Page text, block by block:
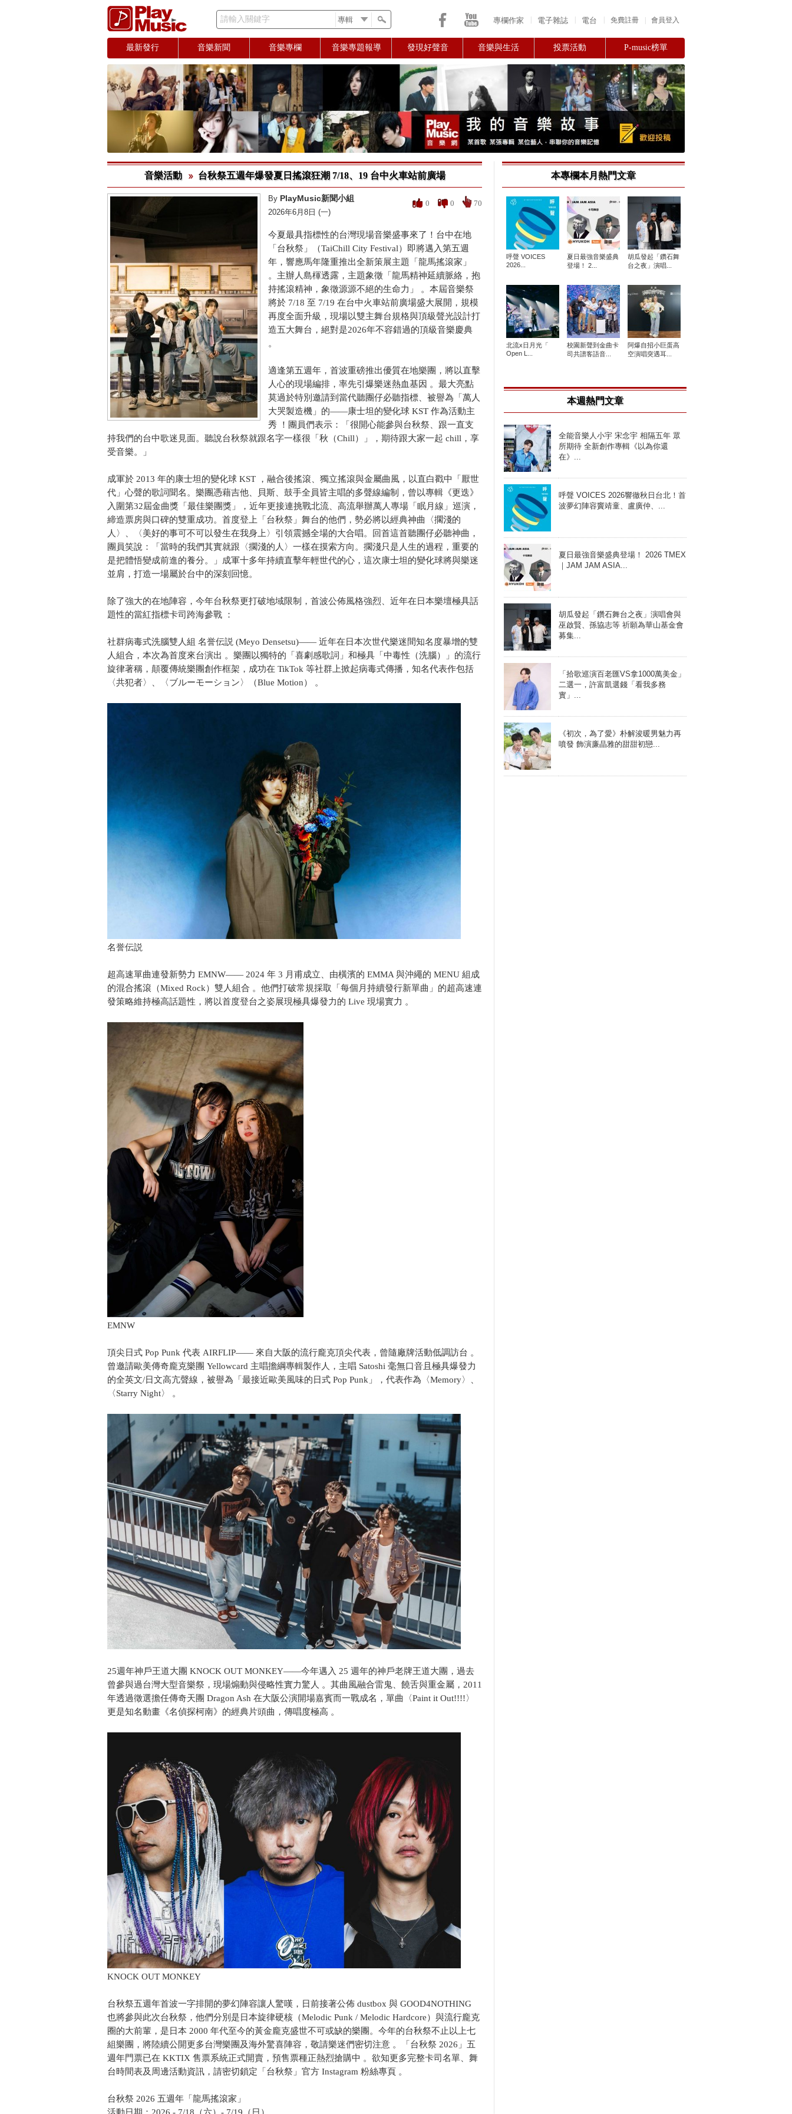
請輸入關鍵字 會員登入
免費註冊
專欄作家 電子雜誌 電台
最新發行 音樂新聞 音樂專欄 音樂專題報導 發現好聲音 音樂與生活 投票活動 P-music榜單
音樂活動 台秋祭五週年爆發夏日搖滾狂潮 7/18、19 台中火車站前廣場
0 0 70
By PlayMusic新聞小組
2026年6月8日 (一)
今夏最具指標性的台灣現場音樂盛事來了！台中在地
「台秋祭」（TaiChill City Festival）即將邁入第五週
年，響應馬年隆重推出全新策展主題「龍馬搖滾家」
。主辦人島楎透露，主題象徵「龍馬精神延續脈絡，抱
持搖滾精神，象徵源源不絕的生命力」 。本屆音樂祭
將於 7/18 至 7/19 在台中火車站前廣場盛大展開，規模
再度全面升級，現場以雙主舞台規格與頂級聲光設計打
造五大舞台，絕對是2026年不容錯過的頂級音樂慶典
。
適逢第五週年，首波重磅推出優質在地樂團，將以直擊
人心的現場編排，率先引爆樂迷熱血基因 。最大亮點
莫過於特別邀請到當代聽團仔必聽指標、被譽為「萬人
大哭製造機」的——康士坦的變化球 KST 作為活動主
秀 ！團員們表示：「很開心能參與台秋祭、跟一直支
持我們的台中歌迷見面。聽說台秋祭就跟名字一樣很「秋（Chill）」，期待跟大家一起 chill，享
受音樂。」
成軍於 2013 年的康士坦的變化球 KST ，融合後搖滾、獨立搖滾與金屬曲風，以直白戳中「厭世
代」心聲的歌詞聞名。樂團憑藉吉他、貝斯、鼓手全員皆主唱的多聲線編制，曾以專輯《更迭》
入圍第32屆金曲獎「最佳樂團獎」，近年更接連挑戰北流、高流舉辦萬人專場「眠月線」巡演，
締造票房與口碑的雙重成功。首度登上「台秋祭」舞台的他們，勢必將以經典神曲〈擱淺的
人〉、〈美好的事可不可以發生在我身上〉引領震撼全場的大合唱。回首這首聽團仔必聽神曲，
團員笑說：「當時的我們其實就跟〈擱淺的人〉一樣在摸索方向。擱淺只是人生的過程，重要的
是把體悟變成前進的養分。」成軍十多年持續直擊年輕世代的心，這次康士坦的變化球將與樂迷
並肩，打造一場屬於台中的深刻回憶。
除了強大的在地陣容，今年台秋祭更打破地域限制，首波公佈風格強烈、近年在日本樂壇極具話
題性的當紅指標卡司跨海參戰 ：
社群病毒式洗腦雙人組 名誉伝説 (Meyo Densetsu)—— 近年在日本次世代樂迷間知名度暴增的雙
人組合，本次為首度來台演出 。樂團以獨特的「喜劇感歌詞」和極具「中毒性（洗腦）」的流行
旋律著稱，顛覆傳統樂團創作框架，成功在 TikTok 等社群上掀起病毒式傳播，知名代表作包括
〈共犯者〉、〈ブルーモーション〉（Blue Motion） 。
名誉伝説
超高速單曲連發新勢力 EMNW—— 2024 年 3 月甫成立、由橫濱的 EMMA 與沖繩的 MENU 組成
的混合搖滾（Mixed Rock）雙人組合 。他們打破常規採取「每個月持續發行新單曲」的超高速連
發策略維持極高話題性，將以首度登台之姿展現極具爆發力的 Live 現場實力 。
EMNW
頂尖日式 Pop Punk 代表 AIRFLIP—— 來自大阪的流行龐克頂尖代表，曾隨廠牌活動低調訪台 。
曾邀請歐美傳奇龐克樂團 Yellowcard 主唱擔綱專輯製作人，主唱 Satoshi 毫無口音且極具爆發力
的全英文/日文高亢聲線，被譽為「最接近歐美風味的日式 Pop Punk」，代表作為〈Memory〉、
〈Starry Night〉 。
25週年神戶王道大團 KNOCK OUT MONKEY——今年邁入 25 週年的神戶老牌王道大團，過去
曾參與過台灣大型音樂祭，現場煽動與侵略性實力驚人 。其曲風融合雷鬼、饒舌與重金屬，2011
年透過徵選擔任傳奇天團 Dragon Ash 在大阪公演開場嘉賓而一戰成名，單曲〈Paint it Out!!!!〉
更是知名動畫《名偵探柯南》的經典片頭曲，傳唱度極高 。
KNOCK OUT MONKEY
台秋祭五週年首波一字排開的夢幻陣容讓人驚嘆，日前接著公佈 dustbox 與 GOOD4NOTHING
也將參與此次台秋祭，他們分別是日本旋律硬核（Melodic Punk / Melodic Hardcore）與流行龐克
圈的大前輩，是日本 2000 年代至今的黃金龐克盛世不可或缺的樂團。今年的台秋祭不止以上七
組樂團，將陸續公開更多台灣樂團及海外驚喜陣容，敬請樂迷們密切注意 。「台秋祭 2026」五
週年門票已在 KKTIX 售票系統正式開賣，預售票種正熱烈搶購中 。欲知更多完整卡司名單、舞
台時間表及周邊活動資訊，請密切鎖定「台秋祭」官方 Instagram 粉絲專頁 。
台秋祭 2026 五週年「龍馬搖滾家」
本專欄本月熱門文章
呼聲 VOICES
2026...
夏日最強音樂盛典
登場！ 2...
胡瓜發起「鑽石舞
台之夜」演唱...
北流x日月光「
Open L...
校園新聲到金曲卡
司共譜客語音...
阿爆自招小巨蛋高
空演唱突遇耳...
本週熱門文章
全能音樂人小宇 宋念宇 相隔五年 眾
所期待 全新創作專輯《以為你還
在》...
呼聲 VOICES 2026響徹秋日台北！首
波夢幻陣容竇靖童、盧廣仲、...
夏日最強音樂盛典登場！ 2026 TMEX
｜JAM JAM ASIA...
胡瓜發起「鑽石舞台之夜」演唱會與
巫啟賢、孫協志等 祈願為華山基金會
募集...
「拾歌巡演百老匯VS拿1000萬美金」
二選一，許富凱選錢「看我多務
實」...
《初次，為了愛》朴解浚暖男魅力再
噴發 飾演廉晶雅的甜甜初戀...